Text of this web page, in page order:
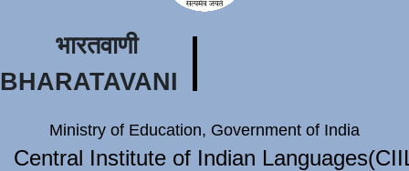
भारतवाणी
BHARATAVANI
Ministry of Education, Government of India
Central Institute of Indian